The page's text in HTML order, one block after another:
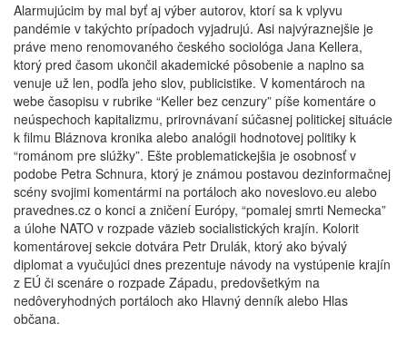
Alarmujúcim by mal byť aj výber autorov, ktorí sa k vplyvu
pandémie v takýchto prípadoch vyjadrujú. Asi najvýraznejšie je
práve meno renomovaného českého sociológa Jana Kellera,
ktorý pred časom ukončil akademické pôsobenie a naplno sa
venuje už len, podľa jeho slov, publicistike. V komentároch na
webe časopisu v rubrike “Keller bez cenzury” píše komentáre o
neúspechoch kapitalizmu, prirovnávaní súčasnej politickej situácie
k filmu Bláznova kronika alebo analógii hodnotovej politiky k
“románom pre slúžky”. Ešte problematickejšia je osobnosť v
podobe Petra Schnura, ktorý je známou postavou dezinformačnej
scény svojimi komentármi na portáloch ako noveslovo.eu alebo
pravednes.cz o konci a zničení Európy, “pomalej smrti Nemecka”
a úlohe NATO v rozpade väzieb socialistických krajín. Kolorit
komentárovej sekcie dotvára Petr Drulák, ktorý ako bývalý
diplomat a vyučujúci dnes prezentuje návody na vystúpenie krajín
z EÚ či scenáre o rozpade Západu, predovšetkým na
nedôveryhodných portáloch ako Hlavný denník alebo Hlas
občana.